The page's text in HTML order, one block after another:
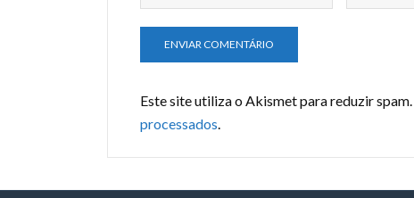
Este site utiliza o Akismet para reduzir spam.
processados.